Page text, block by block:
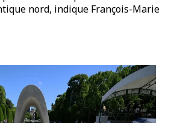
nord, indique François-Marie